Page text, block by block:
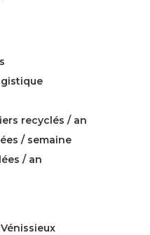
recyclés / an
/ semaine
/ an